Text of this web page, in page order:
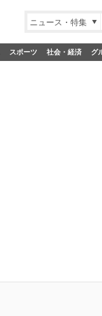
ニュース・特集
スポーツ 社会・経済 グ